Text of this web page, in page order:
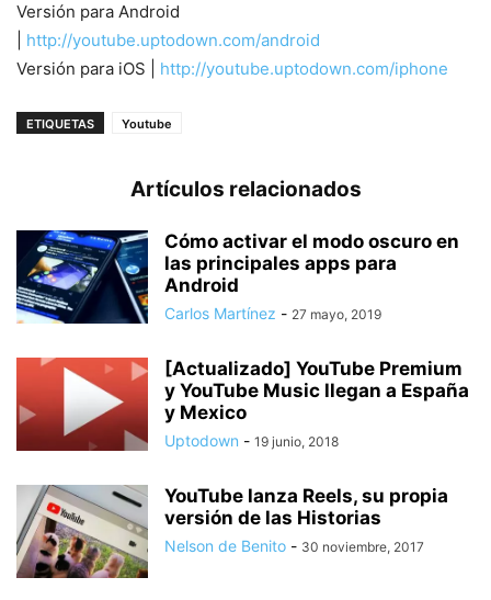
Versión para Android
http://youtube.uptodown.com/android
Versión para iOS | http://youtube.uptodown.com/iphone
ETIQUETAS Youtube
Artículos relacionados
Cómo activar el modo oscuro en
las principales apps para
Android
Carlos Martínez - 27 mayo, 2019
[Actualizado] YouTube Premium
y YouTube Music llegan a España
y Mexico
Uptodown - 19 junio, 2018
YouTube lanza Reels, su propia
versión de las Historias
Nelson de Benito - 30 noviembre, 2017